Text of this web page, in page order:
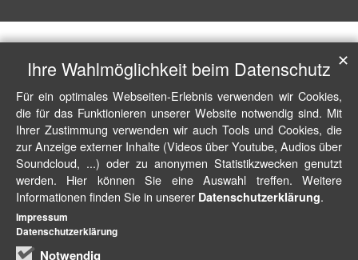
Ihre Wahlmöglichkeit beim Datenschutz
Für ein optimales Webseiten-Erlebnis verwenden wir Cookies,
die für das Funktionieren unserer Website notwendig sind. Mit
Ihrer Zustimmung verwenden wir auch Tools und Cookies, die
zur Anzeige externer Inhalte (Videos über Youtube, Audios über
Soundcloud, ...) oder zu anonymen Statistikzwecken genutzt
werden. Hier können Sie eine Auswahl treffen. Weitere
Informationen finden Sie in unserer Datenschutzerklärung.
Notwendig
✕
Impressum
Datenschutzerklärung